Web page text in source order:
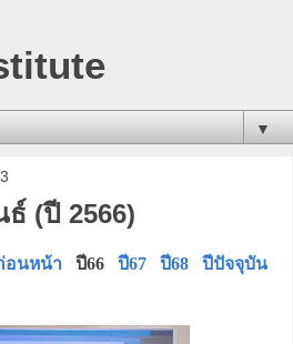
▼
(ปี 2566)
อนหน้า ปี66 ปี67 ปี68 ปีปัจจุบัน